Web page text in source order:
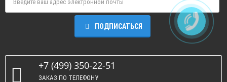
ПОДПИСАТЬСЯ
+7 (499) 350-22-51
ЗАКАЗ ПО ТЕЛЕФОНУ